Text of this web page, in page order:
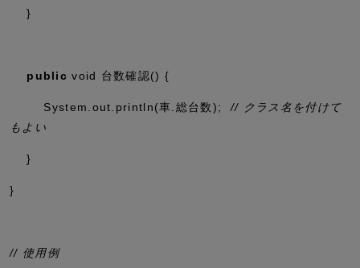
}
public void 台数確認() {
System. out println(車.総台数); // クラス名を付けて
もよい
}
}
// 使用例